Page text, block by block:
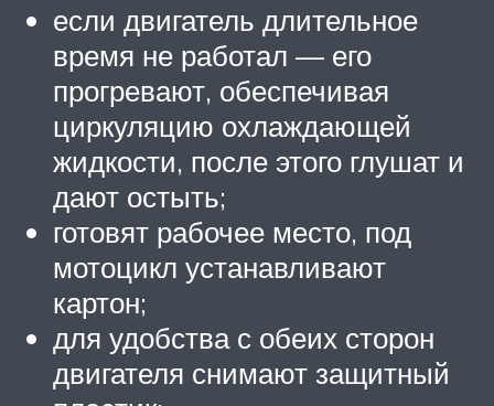
если двигатель длительное
время не работал — его
прогревают, обеспечивая
циркуляцию охлаждающей
жидкости, после этого глушат и
дают остыть;
готовят рабочее место, под
мотоцикл устанавливают
картон;
для удобства с обеих сторон
двигателя снимают защитный